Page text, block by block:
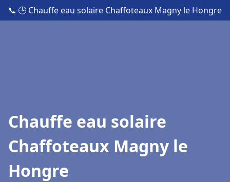
📞 🕒 Chauffe eau solaire Chaffoteaux Magny le Hongre
Chauffe eau solaire
Chaffoteaux Magny le
Hongre